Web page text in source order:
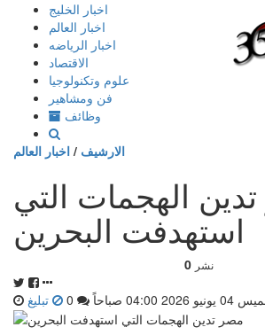
إذهب
المحتوى
اخبار الخليج
اخبار العالم
اخبار الرياضه
الاقتصاد
علوم وتكنولوجيا
فن ومشاهير
وظائف
الارشيف / اخبار العالم
الهجمات التي
استهدفت البحرين
0 نشر
2026 04:00 صباحاً تبليغ